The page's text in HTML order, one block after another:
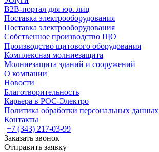
B2B-портал для юр. лиц
Поставка электрооборудования
Поставка электрооборудования
Собственное производство ЩО
Производство щитового оборудования
Комплексная молниезащита
Молниезащита зданий и сооружений
О компании
Новости
Благотворительность
Карьера в РОС-Электро
Политика обработки персональных данных
Контакты
+7 (343) 217-03-99
Заказать звонок
Отправить заявку